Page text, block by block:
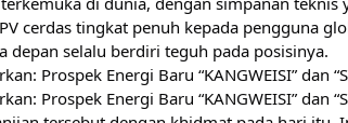
cerdas tingkat penuh kepada pengguna
depan selalu berdiri teguh pada posisinya.